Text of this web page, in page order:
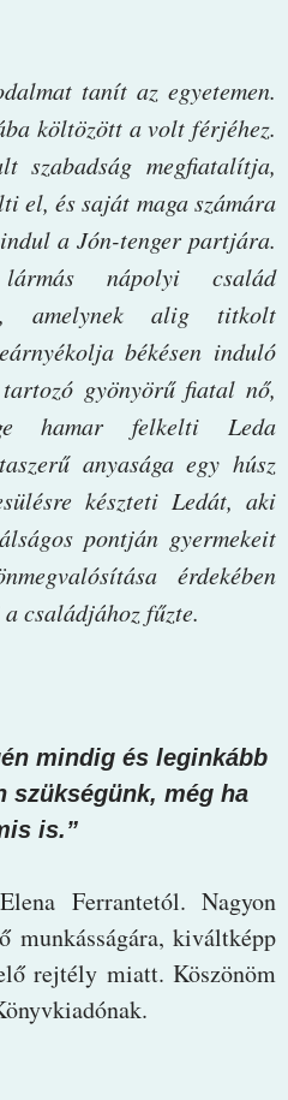
tanít az egyetemen.
költözött a volt férjéhez.
szabadság megfiatalítja,
el, és saját maga számára
a Jón-tenger partjára.
nápolyi család
amelynek alig titkolt
békésen induló
gyönyörű fiatal nő,
hamar felkelti Leda
anyasága egy húsz
készteti Ledát, aki
pontján gyermekeit
érdekében
családjához fűzte.
mindig és leginkább
szükségünk, még ha
is.”
Ferrantetól. Nagyon
munkásságára, kiváltképp
rejtély miatt. Köszönöm